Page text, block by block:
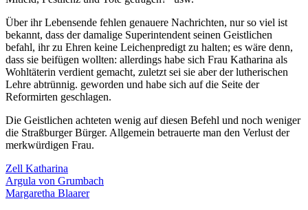
Über ihr Lebensende fehlen genauere Nachrichten, nur so viel ist
bekannt, dass der damalige Superintendent seinen Geistlichen
befahl, ihr zu Ehren keine Leichenpredigt zu halten; es wäre denn,
dass sie beifügen wollten: allerdings habe sich Frau Katharina als
Wohltäterin verdient gemacht, zuletzt sei sie aber der lutherischen
Lehre abtrünnig. geworden und habe sich auf die Seite der
Reformirten geschlagen.
Die Geistlichen achteten wenig auf diesen Befehl und noch weniger
die Straßburger Bürger. Allgemein betrauerte man den Verlust der
merkwürdigen Frau.
Zell Katharina
Beitragsnavigation
Argula von Grumbach
Margaretha Blaarer